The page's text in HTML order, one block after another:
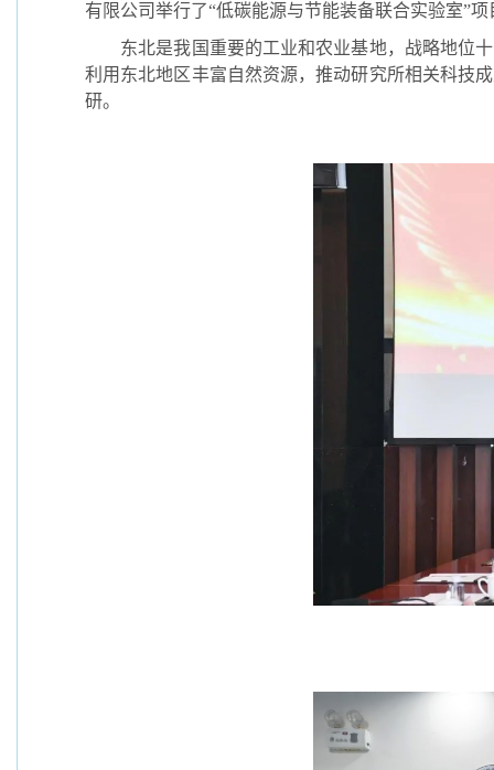
有限公司举行了“低碳能源与节能装备联合实验室”
东北是我国重要的工业和农业基地，战略地位
利用东北地区丰富自然资源，推动研究所相关科技
研。